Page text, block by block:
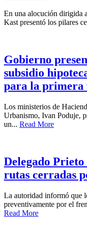
En una alocución dirigida
Kast presentó los pilares
Gobierno
subsidio
para la primera
Los ministerios de
Urbanismo, Ivan Poduje,
un... Read More
Delegado
rutas cerradas
La autoridad informó que
preventivamente por el
Read More